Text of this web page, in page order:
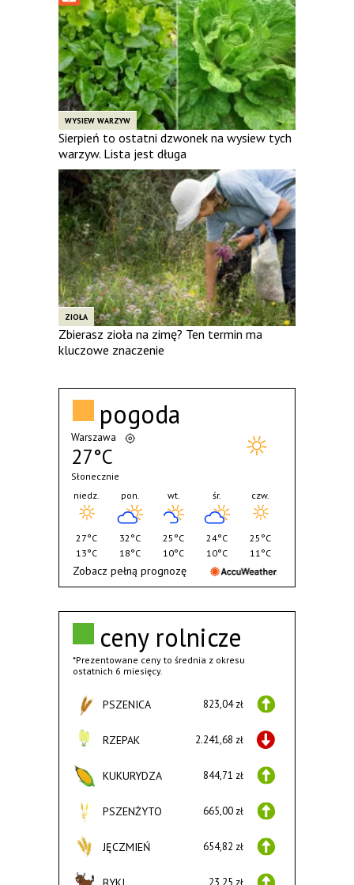
WYSIEW WARZYW
Sierpień to ostatni dzwonek na wysiew tych
warzyw. Lista jest długa
ZIOŁA
Zbierasz zioła na zimę? Ten termin ma
kluczowe znaczenie
ceny rolnicze
*Prezentowane ceny to średnia z okresu
ostatnich 6 miesięcy.
PSZENICA 823,04 zł
RZEPAK 2.241,68 zł
KUKURYDZA 844,71 zł
PSZENŻYTO 665,00 zł
JĘCZMIEŃ 654,82 zł
23,25 zł
pogoda
Warszawa
27°C
Słonecznie
niedz.
27°C
13°C
pon.
32°C
18°C
wt.
25°C
10°C
śr.
24°C
10°C
czw.
25°C
11°C
Zobacz pełną prognozę